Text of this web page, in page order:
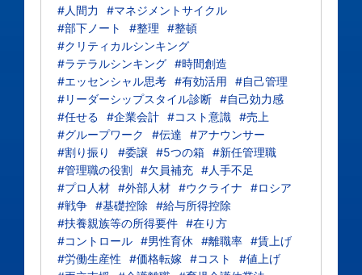
#人間力
#マネジメントサイクル
#部下ノート
#整理
#整頓
#クリティカルシンキング
#ラテラルシンキング #時間創造
#エッセンシャル思考 #有効活用
#自己管理
#リーダーシップスタイル診断 #自己効力感
#任せる
#企業会計 #コスト意識 #売上
#グループワーク
#伝達
#アナウンサー
#割り振り
#委譲 #5つの箱 #新任管理職
#管理職の役割 #欠員補充 #人手不足
#プロ人材 #外部人材 #ウクライナ
#ロシア
#戦争 #基礎控除
#給与所得控除
#扶養親族等の所得要件 #在り方
#コントロール #男性育休 #離職率 #賃上げ
#労働生産性
#価格転嫁 #コスト
#値上げ